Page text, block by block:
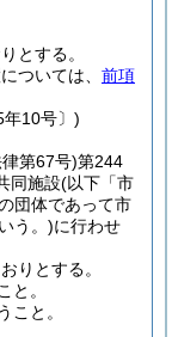
とする。
ついては、 前項
10号〕)
第67号)第244
同施設(以下「市
団体であって市
う。)に行わせ
りとする。
と。
こと。